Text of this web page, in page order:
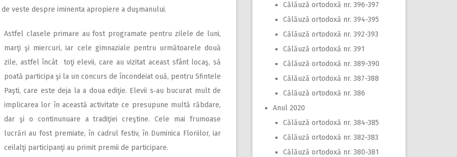
veste despre iminenta apropiere a duşmanului.
Astfel clasele primare au fost programate pentru zilele de luni,
marţi şi miercuri, iar cele gimnaziale pentru următoarele două
zile, astfel încât toţi elevii, care au vizitat aceast sfânt locaş, să
poată participa şi la un concurs de încondeiat ouă, pentru Sfintele
Paşti, care este deja la a doua ediţie. Elevii s‑au bucurat mult de
implicarea lor în această activitate ce presupune multă răbdare,
dar şi o continunuare a tradiţiei creştine. Cele mai frumoase
lucrări au fost premiate, în cadrul festiv, în Duminica Floriilor, iar
ceilalţi participanţi au primit premii de participare.
Călăuză ortodoxă nr. 396-397
Călăuză ortodoxă nr. 394-395
Călăuză ortodoxă nr. 392-393
Călăuză ortodoxă nr. 391
Călăuză ortodoxă nr. 389-390
Călăuză ortodoxă nr. 387-388
Călăuză ortodoxă nr. 386
Anul 2020
Călăuză ortodoxă nr. 384-385
Călăuză ortodoxă nr. 382-383
Călăuză ortodoxă nr. 380-381